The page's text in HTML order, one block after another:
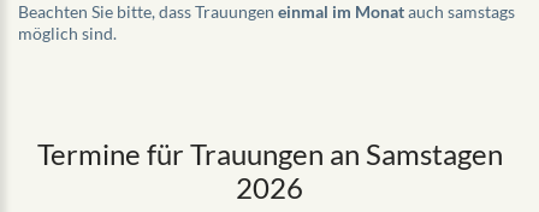
Beachten Sie bitte, dass Trauungen einmal im Monatauch samstags
möglich sind.
Termine für Trauungen an Samstagen
2026